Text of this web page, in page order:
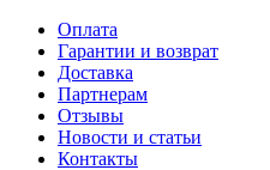
Оплата
Гарантии и возврат
Доставка
Партнерам
Отзывы
Новости и статьи
Контакты